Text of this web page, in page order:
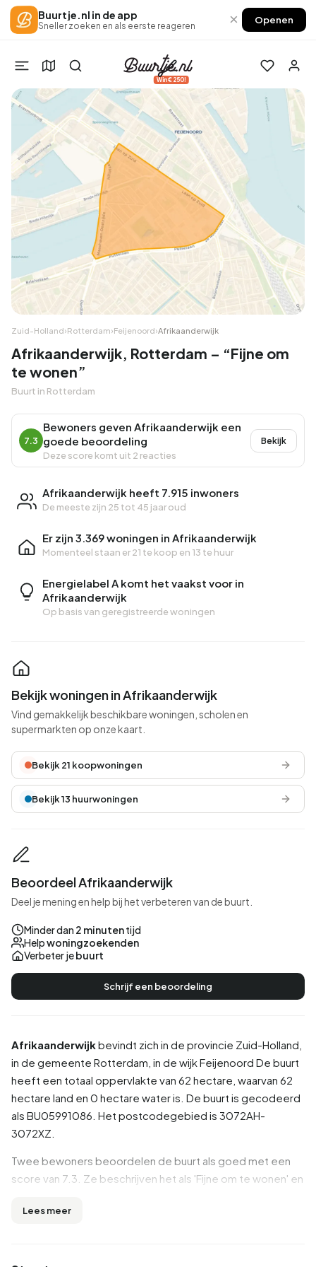
Buurtje.nl in de app
Sneller zoeken en als eerste reageren × Openen
Win €250!
Zuid-Holland›Rotterdam›Feijenoord›Afrikaanderwijk
Afrikaanderwijk, Rotterdam – “Fijne om
te wonen”
Buurt in Rotterdam
7.3
Bewoners geven Afrikaanderwijk een
goede beoordeling
Deze score komt uit 2 reacties
Bekijk
Afrikaanderwijk heeft 7.915 inwoners
De meeste zijn 25 tot 45 jaar oud
Er zijn 3.369 woningen in Afrikaanderwijk
Momenteel staan er21 te koop en 13 te huur
Energielabel A komt het vaakst voor in
Afrikaanderwijk
Op basis van geregistreerde woningen
Afrikaanderwijkbevindt zich in de provincie Zuid-Holland
in de gemeente Rotterdam , in de wijkFeijenoord De buurt
heeft een totaal oppervlakte van 62 hectare, waarvan 62
hectare land en 0 hectare water is. De buurt is gecodeerd
als BU05991086. Het postcodegebied is 3072AH-
3072XZ.
Twee bewoners beoordelen de buurt als goed met een
score van 7.3. Ze beschrijven het als 'Fijne om te wonen' en
zijn er nog geen duidelijke trends zichtbaar in deze buurt.
Lees meer
Bekijk woningen in Afrikaanderwijk
Vind gemakkelijk beschikbare woningen, scholen en
supermarkten op onze kaart.
Bekijk 21 koopwoningen
Bekijk 13 huurwoningen
Beoordeel Afrikaanderwijk
Deel je mening en help bij het verbeteren van de buurt.
Minder dan 2 minutentijd
Helpwoningzoekenden
Verbeter jebuurt
Schrijf een beoordeling